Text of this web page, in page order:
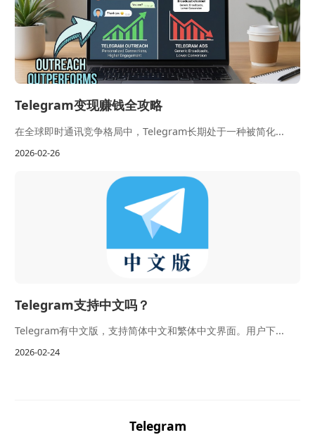
Telegram变现赚钱全攻略
在全球即时通讯竞争格局中，Telegram长期处于一种被简化...
2026-02-26
Telegram支持中文吗？
Telegram有中文版，支持简体中文和繁体中文界面。用户下...
2026-02-24
Telegram